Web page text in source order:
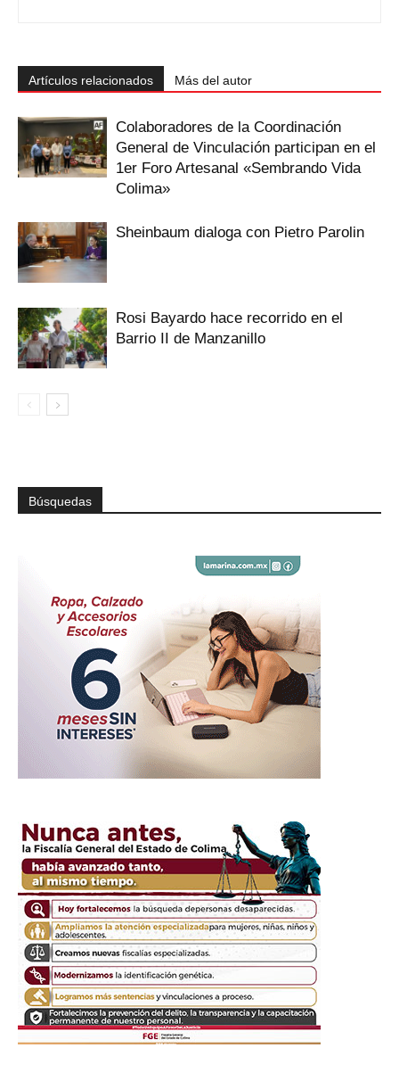
Artículos relacionados Más del autor
Colaboradores de la Coordinación
General de Vinculación participan en el
1er Foro Artesanal «Sembrando Vida
Colima»
Sheinbaum dialoga con Pietro Parolin
Rosi Bayardo hace recorrido en el
Barrio II de Manzanillo
Búsquedas